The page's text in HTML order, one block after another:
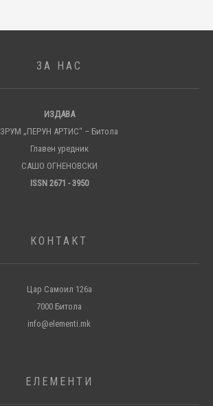
ЗА НАС
ИЗДАВА
ЗРУМ „ПЕРУН АРТИС“ – Битола
Главен уредник
САШО ОГНЕНОВСКИ
ISSN 2671 - 3950
КОНТАКТ
Цар Самоил 126а
7000 Битола
info@elementi.mk
ЕЛЕМЕНТИ